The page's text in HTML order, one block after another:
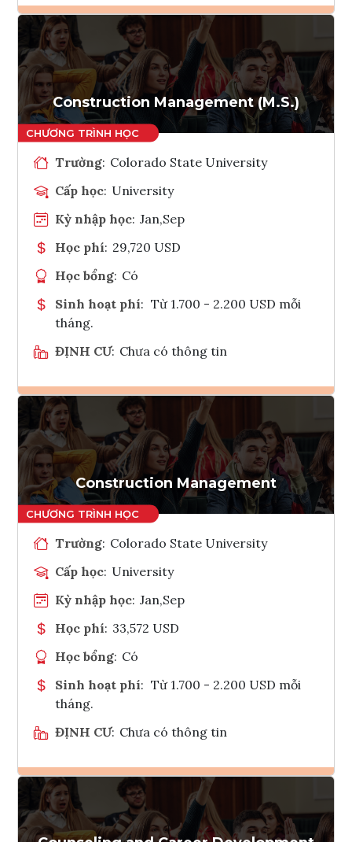
Ghi danh
Tham vấn Interlink
Construction Management (M.S.)
Trường: Colorado State University
Cấp học: University
Kỳ nhập học: Jan,Sep
Học phí: 29,720 USD
Học bổng: Có
Sinh hoạt phí: Từ 1.700 - 2.200 USD mỗi
tháng.
ĐỊNH CƯ: Chưa có thông tin
Ghi danh
Tham vấn Interlink
Construction Management
Trường: Colorado State University
Cấp học: University
Kỳ nhập học: Jan,Sep
Học phí: 33,572 USD
Học bổng: Có
Sinh hoạt phí: Từ 1.700 - 2.200 USD mỗi
tháng.
ĐỊNH CƯ: Chưa có thông tin
Ghi danh